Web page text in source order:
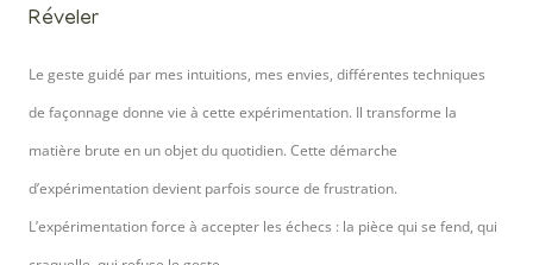
Réveler
Le geste guidé par mes intuitions, mes envies, différentes techniques
de façonnage donne vie à cette expérimentation. Il transforme la
matière brute en un objet du quotidien. Cette démarche
d’expérimentation devient parfois source de frustration.
L’expérimentation force à accepter les échecs : la pièce qui se fend, qui